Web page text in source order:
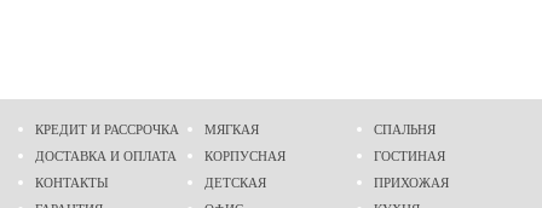
КРЕДИТ И РАССРОЧКА
ДОСТАВКА И ОПЛАТА
КОНТАКТЫ
МЯГКАЯ
КОРПУСНАЯ
ДЕТСКАЯ
СПАЛЬНЯ
ГОСТИНАЯ
ПРИХОЖАЯ